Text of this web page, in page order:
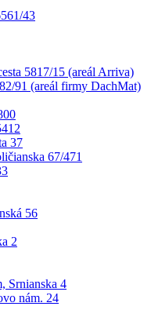
43
5817/15 (areál Arriva)
91 (areál firmy DachMat)
37
67/471
56
2
Srnianska 4
nám. 24